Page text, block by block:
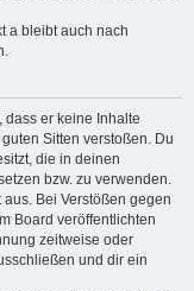
a bleibt auch nach
dass er keine Inhalte
Sitten verstoßen. Du
die in deinen
bzw. zu verwenden.
Bei Verstößen gegen
Board veröffentlichten
zeitweise oder
und dir ein